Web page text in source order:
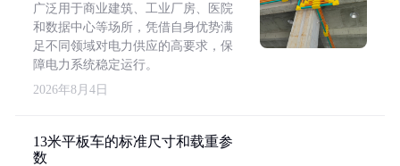
广泛用于商业建筑、工业厂房、医院
和数据中心等场所，凭借自身优势满
足不同领域对电力供应的高要求，保
障电力系统稳定运行。
2026年8月4日
13米平板车的标准尺寸和载重参
数